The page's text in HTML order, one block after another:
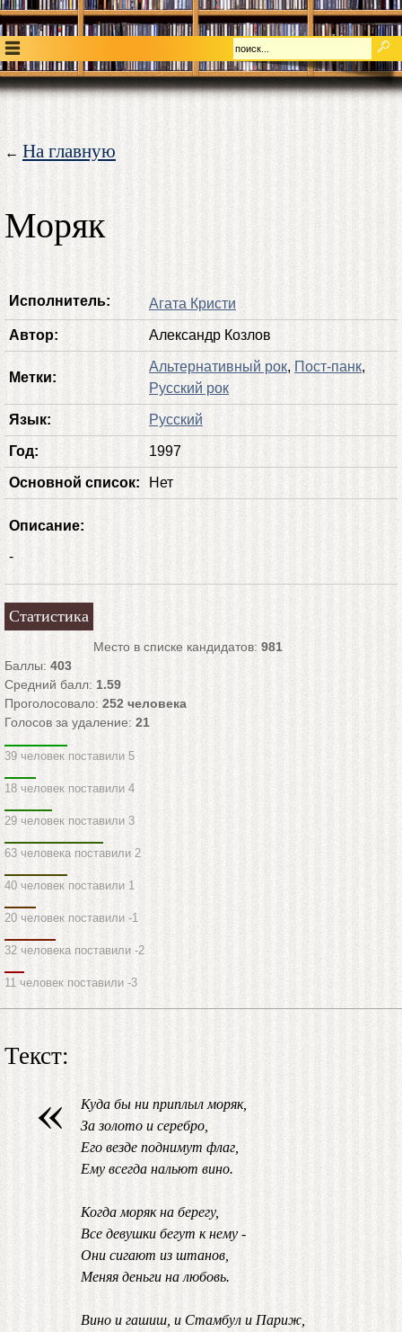
← На главную
Моряк
Исполнитель: Агата Кристи
Автор: Александр Козлов
Метки:
Альтернативный рок, Пост-панк,
Русский рок
Язык: Русский
Год: 1997
Основной список: Нет
Описание:
-
Статистика
Место в списке кандидатов: 981
Баллы: 403
Средний балл: 1.59
Проголосовало: 252 человека
Голосов за удаление: 21
39 человек поставили 5
18 человек поставили 4
29 человек поставили 3
63 человека поставили 2
40 человек поставили 1
20 человек поставили -1
32 человека поставили -2
11 человек поставили -3
Текст:
«
Куда бы ни приплыл моряк,
За золото и серебро,
Его везде поднимут флаг,
Ему всегда нальют вино.
Когда моряк на берегу,
Все девушки бегут к нему -
Они сигают из штанов,
Меняя деньги на любовь.
Вино и гашиш, и Стамбул и Париж,